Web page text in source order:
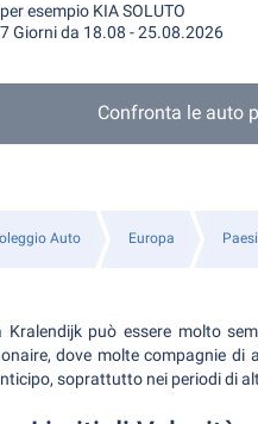
per esempio KIA SOLUTO
7 Giorni da 18.08 - 25.08.2026
Confronta le auto
Auto Europa
può essere molto
dove molte compagnie
soprattutto nei periodi di